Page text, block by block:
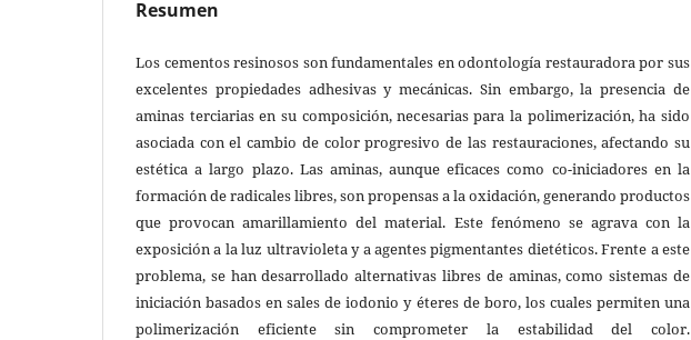
Resumen
Los cementos resinosos son fundamentales en odontología restauradora por sus
excelentes propiedades adhesivas y mecánicas. Sin embargo, la presencia de
aminas terciarias en su composición, necesarias para la polimerización, ha sido
asociada con el cambio de color progresivo de las restauraciones, afectando su
estética a largo plazo. Las aminas, aunque eficaces como co-iniciadores en la
formación de radicales libres, son propensas a la oxidación, generando productos
que provocan amarillamiento del material. Este fenómeno se agrava con la
exposición a la luz ultravioleta y a agentes pigmentantes dietéticos. Frente a este
problema, se han desarrollado alternativas libres de aminas, como sistemas de
iniciación basados en sales de iodonio y éteres de boro, los cuales permiten una
polimerización eficiente sin comprometer la estabilidad del color.